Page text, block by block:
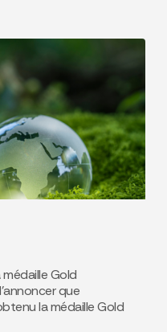
Gold
que
la médaille Gold